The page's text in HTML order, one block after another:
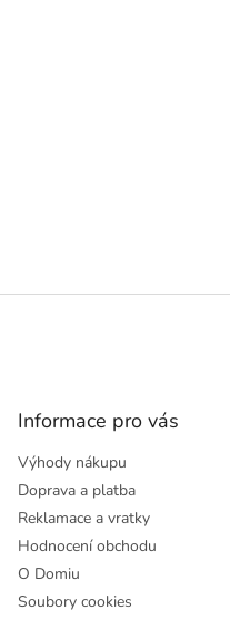
Informace pro vás
Výhody nákupu
Doprava a platba
Reklamace a vratky
Hodnocení obchodu
O Domiu
Soubory cookies